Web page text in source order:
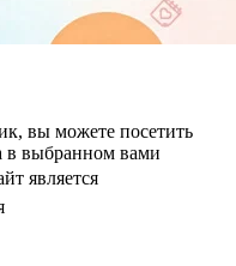
вы можете посетить
в выбранном вами
является